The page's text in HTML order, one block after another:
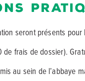
seront présents
frais de dossier).
au sein de l’abbaye